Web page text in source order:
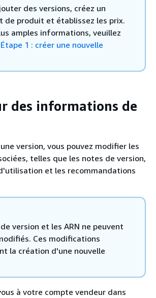
des versions, créez un
de produit et établissez les prix.
amples informations, veuillez
Étape 1 : créer une nouvelle
des informations de
version, vous pouvez modifier les
telles que les notes de version,
et les recommandations
version et les ARN ne peuvent
Ces modifications
la création d'une nouvelle
à votre compte vendeur dans